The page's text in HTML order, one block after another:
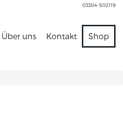
03304-502119
Über uns Kontakt Shop